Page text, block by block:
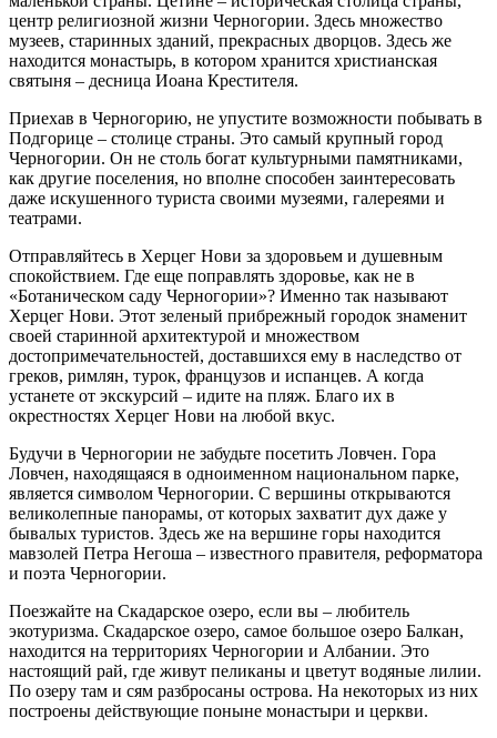
центр религиозной жизни Черногории. Здесь множество
музеев, старинных зданий, прекрасных дворцов. Здесь же
находится монастырь, в котором хранится христианская
святыня – десница Иоана Крестителя.
Приехав в Черногорию, не упустите возможности побывать в
Подгорице – столице страны. Это самый крупный город
Черногории. Он не столь богат культурными памятниками,
как другие поселения, но вполне способен заинтересовать
даже искушенного туриста своими музеями, галереями и
театрами.
Отправляйтесь в Херцег Нови за здоровьем и душевным
спокойствием. Где еще поправлять здоровье, как не в
«Ботаническом саду Черногории»? Именно так называют
Херцег Нови. Этот зеленый прибрежный городок знаменит
своей старинной архитектурой и множеством
достопримечательностей, доставшихся ему в наследство от
греков, римлян, турок, французов и испанцев. А когда
устанете от экскурсий – идите на пляж. Благо их в
окрестностях Херцег Нови на любой вкус.
Будучи в Черногории не забудьте посетить Ловчен. Гора
Ловчен, находящаяся в одноименном национальном парке,
является символом Черногории. С вершины открываются
великолепные панорамы, от которых захватит дух даже у
бывалых туристов. Здесь же на вершине горы находится
мавзолей Петра Негоша – известного правителя, реформатора
и поэта Черногории.
Поезжайте на Скадарское озеро, если вы – любитель
экотуризма. Скадарское озеро, самое большое озеро Балкан,
находится на территориях Черногории и Албании. Это
настоящий рай, где живут пеликаны и цветут водяные лилии.
По озеру там и сям разбросаны острова. На некоторых из них
построены действующие поныне монастыри и церкви.